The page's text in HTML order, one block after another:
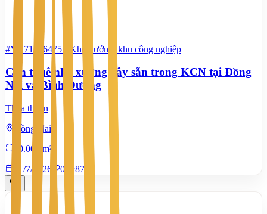
#YC71746475 Kho xưởng, khu công nghiệp
Cần thuê nhà xưởng xây sẵn trong KCN tại Đồng
Nai và Bình Dương
Thỏa thuận
Đồng Nai
20.000 m²
21/7/2026
0 871